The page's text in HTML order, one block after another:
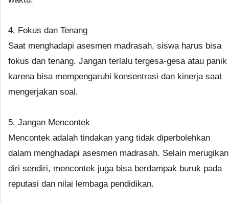
4. Fokus dan Tenang
Saat menghadapi asesmen madrasah, siswa harus bisa
fokus dan tenang. Jangan terlalu tergesa-gesa atau panik
karena bisa mempengaruhi konsentrasi dan kinerja saat
mengerjakan soal.
5. Jangan Mencontek
Mencontek adalah tindakan yang tidak diperbolehkan
dalam menghadapi asesmen madrasah. Selain merugikan
diri sendiri, mencontek juga bisa berdampak buruk pada
reputasi dan nilai lembaga pendidikan.